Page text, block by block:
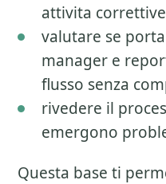
attivita
valutare se
manager e
flusso senza
rivedere il
emergono
Questa base ti